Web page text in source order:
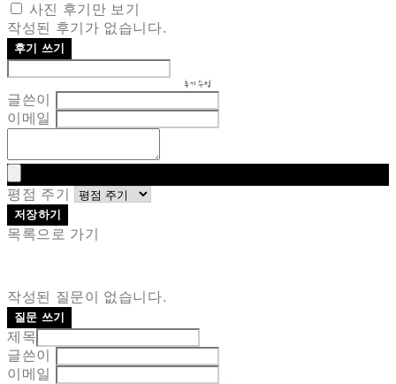
사진 후기만 보기
작성된 후기가 없습니다.
후기 쓰기
후기 수정
글쓴이
이메일
평점 주기
저장하기
목록으로 가기
작성된 질문이 없습니다.
질문 쓰기
제목
글쓴이
이메일